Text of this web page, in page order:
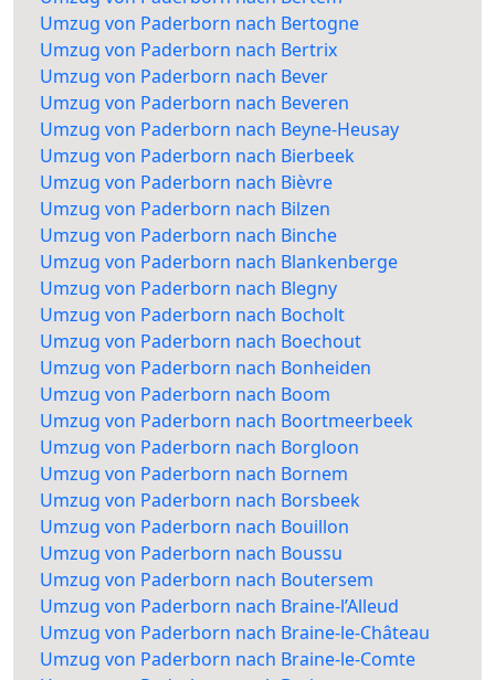
Umzug von Paderborn nach Bertogne
Umzug von Paderborn nach Bertrix
Umzug von Paderborn nach Bever
Umzug von Paderborn nach Beveren
Umzug von Paderborn nach Beyne-Heusay
Umzug von Paderborn nach Bierbeek
Umzug von Paderborn nach Bièvre
Umzug von Paderborn nach Bilzen
Umzug von Paderborn nach Binche
Umzug von Paderborn nach Blankenberge
Umzug von Paderborn nach Blegny
Umzug von Paderborn nach Bocholt
Umzug von Paderborn nach Boechout
Umzug von Paderborn nach Bonheiden
Umzug von Paderborn nach Boom
Umzug von Paderborn nach Boortmeerbeek
Umzug von Paderborn nach Borgloon
Umzug von Paderborn nach Bornem
Umzug von Paderborn nach Borsbeek
Umzug von Paderborn nach Bouillon
Umzug von Paderborn nach Boussu
Umzug von Paderborn nach Boutersem
Umzug von Paderborn nach Braine-l’Alleud
Umzug von Paderborn nach Braine-le-Château
Umzug von Paderborn nach Braine-le-Comte